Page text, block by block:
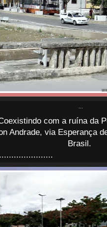
com a ruína da
Andrade, via Esperança
Brasil.